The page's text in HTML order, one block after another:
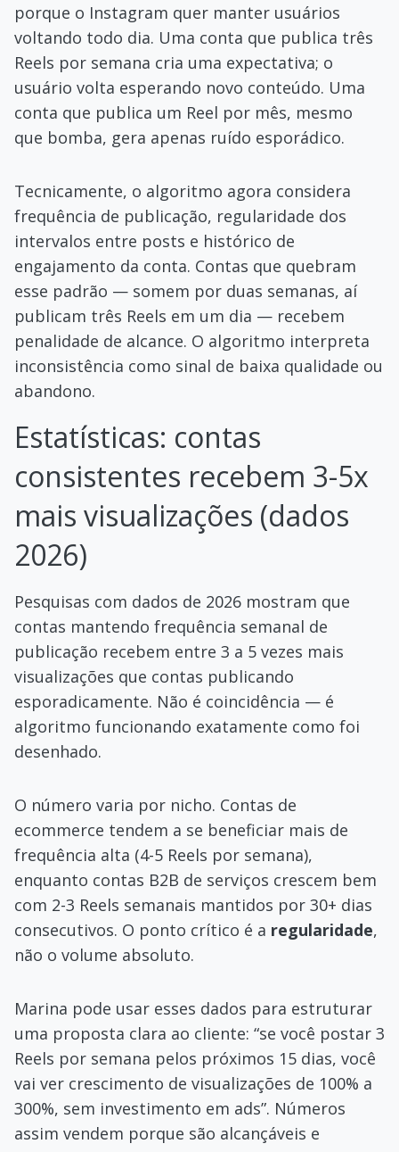
porque o Instagram quer manter usuários
voltando todo dia. Uma conta que publica três
Reels por semana cria uma expectativa; o
usuário volta esperando novo conteúdo. Uma
conta que publica um Reel por mês, mesmo
que bomba, gera apenas ruído esporádico.
Tecnicamente, o algoritmo agora considera
frequência de publicação, regularidade dos
intervalos entre posts e histórico de
engajamento da conta. Contas que quebram
esse padrão — somem por duas semanas, aí
publicam três Reels em um dia — recebem
penalidade de alcance. O algoritmo interpreta
inconsistência como sinal de baixa qualidade ou
abandono.
Estatísticas: contas
consistentes recebem 3-5x
mais visualizações (dados
2026)
Pesquisas com dados de 2026 mostram que
contas mantendo frequência semanal de
publicação recebem entre 3 a 5 vezes mais
visualizações que contas publicando
esporadicamente. Não é coincidência — é
algoritmo funcionando exatamente como foi
desenhado.
O número varia por nicho. Contas de
ecommerce tendem a se beneficiar mais de
frequência alta (4-5 Reels por semana),
enquanto contas B2B de serviços crescem bem
com 2-3 Reels semanais mantidos por 30+ dias
consecutivos. O ponto crítico é a regularidade,
não o volume absoluto.
Marina pode usar esses dados para estruturar
uma proposta clara ao cliente: “se você postar 3
Reels por semana pelos próximos 15 dias, você
vai ver crescimento de visualizações de 100% a
300%, sem investimento em ads”. Números
assim vendem porque são alcançáveis e